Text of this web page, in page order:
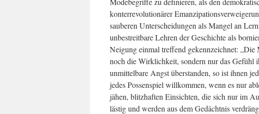
konterrevolutionärer
sauberen Unterscheidungen als Mangel an
unbestreitbare Lehren der Geschichte als
Neigung einmal treffend gekennzeichnet:
noch die Wirklichkeit, sondern nur das Gefühl
unmittelbare Angst überstanden, so ist ihnen
jedes Possenspiel willkommen, wenn es nur
jähen, blitzhaften Einsichten, die sich nur im
lästig und werden aus dem Gedächtnis